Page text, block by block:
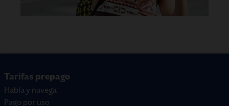
Tarifas prepago
Habla y navega
Pago por uso